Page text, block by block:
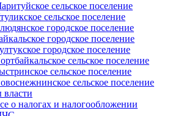
сельское поселение
сельское поселение
городское поселение
городское поселение
городское поселение
сельское поселение
сельское поселение
сельское поселение
о налогах и налогообложении